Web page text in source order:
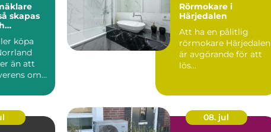
köpa
än att
om
Rörmokare i
Härjedalen
Att ha en pålitlig
rörmokare Härjedalen
är avgörande för att
lös...
08. jul